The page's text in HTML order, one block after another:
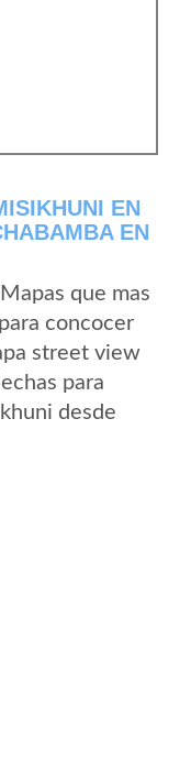
EN
EN
que mas
concocer
street view
para
desde